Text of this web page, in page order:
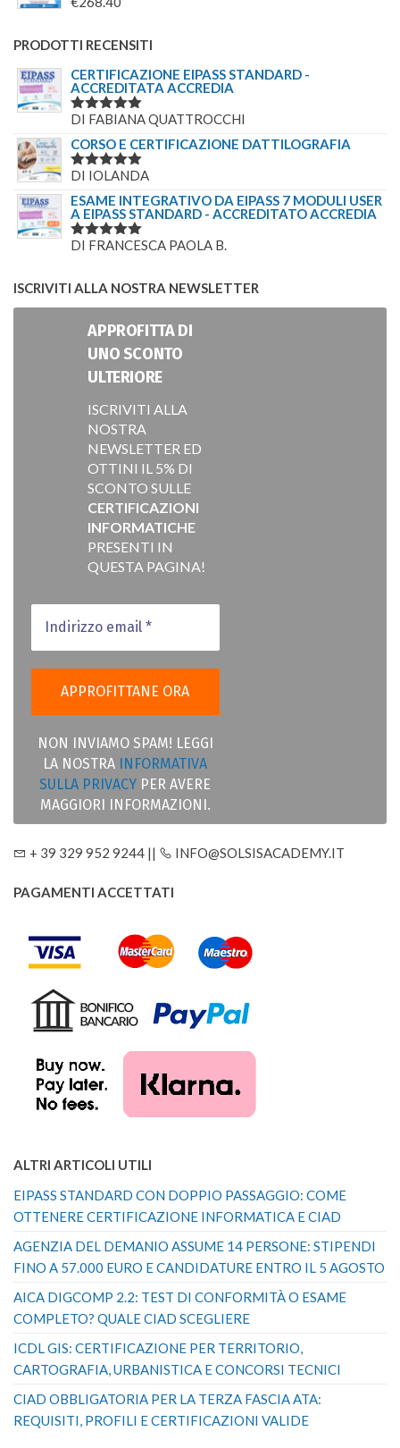
PRODOTTI RECENSITI
CERTIFICAZIONE EIPASS STANDARD -
ACCREDITATA ACCREDIA
VALUTATO
DI FABIANA QUATTROCCHI
CORSO E CERTIFICAZIONE DATTILOGRAFIA
VALUTATO
DI IOLANDA
ESAME INTEGRATIVO DA EIPASS 7 MODULI USER
A EIPASS STANDARD - ACCREDITATO ACCREDIA
VALUTATO
DI FRANCESCA PAOLA B.
ISCRIVITI ALLA NOSTRA NEWSLETTER
APPROFITTA DI
UNO SCONTO
ULTERIORE
ISCRIVITI ALLA
NOSTRA
NEWSLETTER ED
OTTINI IL 5% DI
SCONTO SULLE
CERTIFICAZIONI
INFORMATICHE
PRESENTI IN
QUESTA PAGINA!
NON INVIAMO SPAM! LEGGI
LA NOSTRA INFORMATIVA
SULLA PRIVACY PER AVERE
MAGGIORI INFORMAZIONI.
+ 39 329 952 9244 || INFO@SOLSISACADEMY.IT
PAGAMENTI ACCETTATI
ALTRI ARTICOLI UTILI
EIPASS STANDARD CON DOPPIO PASSAGGIO: COME
OTTENERE CERTIFICAZIONE INFORMATICA E CIAD
AGENZIA DEL DEMANIO ASSUME 14 PERSONE: STIPENDI
FINO A 57.000 EURO E CANDIDATURE ENTRO IL 5 AGOSTO
AICA DIGCOMP 2.2: TEST DI CONFORMITÀ O ESAME
COMPLETO? QUALE CIAD SCEGLIERE
ICDL GIS: CERTIFICAZIONE PER TERRITORIO,
CARTOGRAFIA, URBANISTICA E CONCORSI TECNICI
CIAD OBBLIGATORIA PER LA TERZA FASCIA ATA:
REQUISITI, PROFILI E CERTIFICAZIONI VALIDE